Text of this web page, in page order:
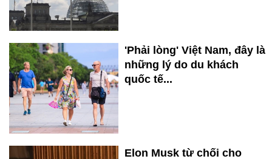
'Phải lòng' Việt Nam, đây là
những lý do du khách
quốc tế...
Elon Musk từ chối cho